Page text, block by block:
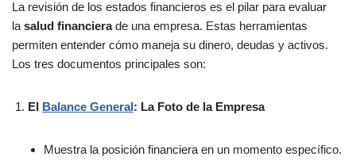
La revisión de los estados financieros es el pilar para evaluar
la salud financierade una empresa. Estas herramientas
permiten entender cómo maneja su dinero, deudas y activos.
Los tres documentos principales son:
El Balance General: La Foto de la Empresa
Muestra la posición financiera en un momento específico.